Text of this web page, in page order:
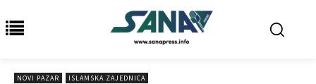
NOVI PAZAR ISLAMSKA ZAJEDNICA